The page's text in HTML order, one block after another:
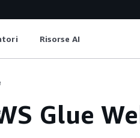
Risorse AI
Glue